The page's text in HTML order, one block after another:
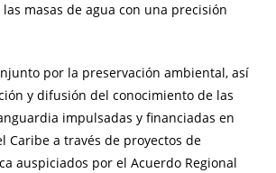
masas de agua con una precisión
por la preservación ambiental, así
y difusión del conocimiento de las
impulsadas y financiadas en
Caribe a través de proyectos de
auspiciados por el Acuerdo Regional